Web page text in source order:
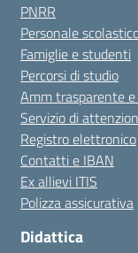
PNRR
Personale
Famiglie e studenti
Percorsi di studio
Amm trasparente
Servizio di
Registro elettronico
Contatti e IBAN
Ex allievi ITIS
Polizza assicurativa
Didattica